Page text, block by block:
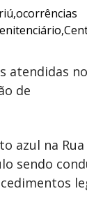
atendidas no
de
azul na Rua
sendo